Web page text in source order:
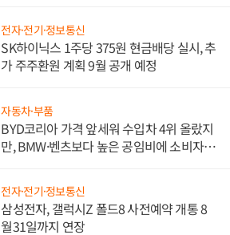
전자·전기·정보통신
SK하이닉스 1주당 375원 현금배당 실시, 추
가 주주환원 계획 9월 공개 예정
자동차·부품
BYD코리아 가격 앞세워 수입차 4위 올랐지
만, BMW·벤츠보다 높은 공임비에 소비자
전자·전기·정보통신
삼성전자, 갤럭시Z 폴드8 사전예약 개통 8
월31일까지 연장